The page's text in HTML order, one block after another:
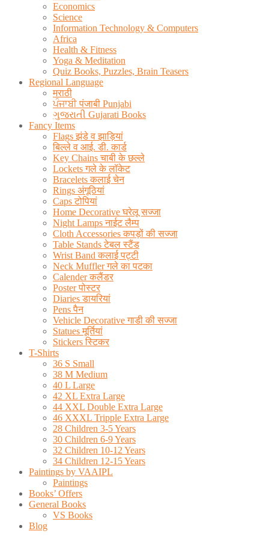
Economics
Science
Information Technology & Computers
Africa
Health & Fitness
Yoga & Meditation
Quiz Books, Puzzles, Brain Teasers
Regional Language
मराठी
ਪੰਜਾਬੀ पंजाबी Punjabi
ગુજરાતી Gujarati Books
Fancy Items
Flags झंडे व झाड़ियां
बिल्ले व आई. डी. कार्ड
Key Chains चाबी के छल्ले
Lockets गले के लॉकेट
Bracelets कलाई चेन
Rings अंगूठियां
Caps टोपियां
Home Decorative घरेलू सज्जा
Night Lamps नाईट लैम्प
Cloth Accessories कपड़ों की सज्जा
Table Stands टेबल स्टैंड
Wrist Band कलाई पट्टी
Neck Muffler गले का पटका
Calender कलैंडर
Poster पोस्टर
Diaries डायरियां
Pens पैन
Vehicle Decorative गाडी की सज्जा
Statues मूर्तियां
Stickers स्टिकर
T-Shirts
36 S Small
38 M Medium
40 L Large
42 XL Extra Large
44 XXL Double Extra Large
46 XXXL Tripple Extra Large
28 Children 3-5 Years
30 Children 6-9 Years
32 Children 10-12 Years
34 Children 12-15 Years
Paintings by VAAIPL
Paintings
Books’ Offers
General Books
VS Books
Blog